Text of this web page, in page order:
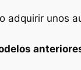
adquirir unos